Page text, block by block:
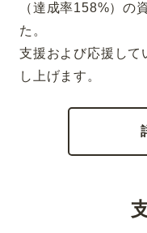
（達成率158%）の
た。
支援および応援して
し上げます。